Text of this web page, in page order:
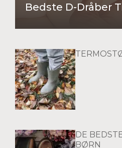
Bedste D-Dråber
DE
BØRN